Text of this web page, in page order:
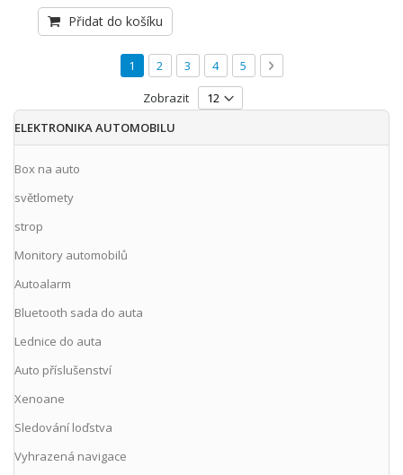
Přidat do košíku
Stránka
Právě si prohlížíte stránku
1 Stránka
2 Stránka
3 Stránka
4 Stránka
5 Stránka
Následující
Zobrazit
ELEKTRONIKA AUTOMOBILU
Box na auto
světlomety
strop
Monitory automobilů
Autoalarm
Bluetooth sada do auta
Lednice do auta
Auto příslušenství
Xenoane
Sledování loďstva
Vyhrazená navigace